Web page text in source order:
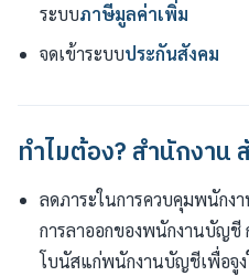
ระบบภาษีมูลค่าเพิ่ม
จดเข้าระบบประกันสังคม
ทำไมต้อง? สำนักงา
ลดภาระในการควบคุมพนักง
การลาออกของพนักงานบัญชี
โบนัสแก่พนักงานบัญชีเพื่อจูง